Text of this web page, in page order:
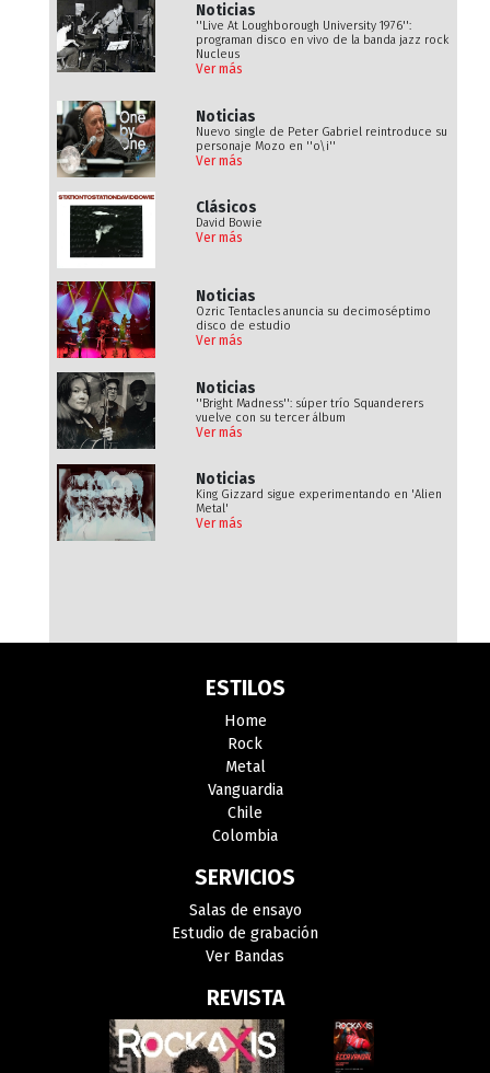
Noticias
''Live At Loughborough University 1976'':
programan disco en vivo de la banda jazz rock
Nucleus
Ver más
Noticias
Nuevo single de Peter Gabriel reintroduce su
personaje Mozo en ''o\i''
Ver más
Clásicos
David Bowie
Ver más
Noticias
Ozric Tentacles anuncia su decimoséptimo
disco de estudio
Ver más
Noticias
''Bright Madness'': súper trío Squanderers
vuelve con su tercer álbum
Ver más
Noticias
King Gizzard sigue experimentando en 'Alien
Metal'
Ver más
ESTILOS
Home
Rock
Metal
Vanguardia
Chile
Colombia
SERVICIOS
Salas de ensayo
Estudio de grabación
Ver Bandas
REVISTA